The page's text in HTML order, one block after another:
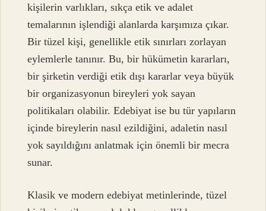
kişilerin varlıkları, sıkça etik ve adalet
temalarının işlendiği alanlarda karşımıza çıkar.
Bir tüzel kişi, genellikle etik sınırları zorlayan
eylemlerle tanınır. Bu, bir hükümetin kararları,
bir şirketin verdiği etik dışı kararlar veya büyük
bir organizasyonun bireyleri yok sayan
politikaları olabilir. Edebiyat ise bu tür yapıların
içinde bireylerin nasıl ezildiğini, adaletin nasıl
yok sayıldığını anlatmak için önemli bir mecra
sunar.
Klasik ve modern edebiyat metinlerinde, tüzel